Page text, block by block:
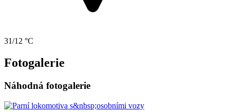
31/12 °C
Fotogalerie
Náhodná fotogalerie